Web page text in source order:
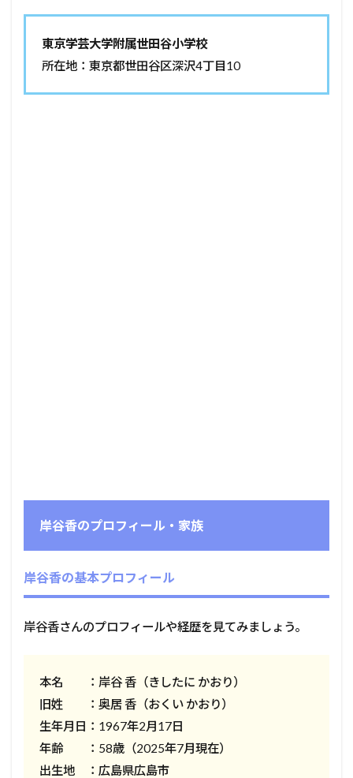
東京学芸大学附属世田谷小学校
所在地：東京都世田谷区深沢4丁目10
岸谷香のプロフィール・家族
岸谷香の基本プロフィール
岸谷香さんのプロフィールや経歴を見てみましょう。
本名 ：岸谷 香（きしたに かおり）
旧姓 ：奥居 香（おくい かおり）
生年月日：1967年2月17日
年齢 ：58歳（2025年7月現在）
出生地 ：広島県広島市